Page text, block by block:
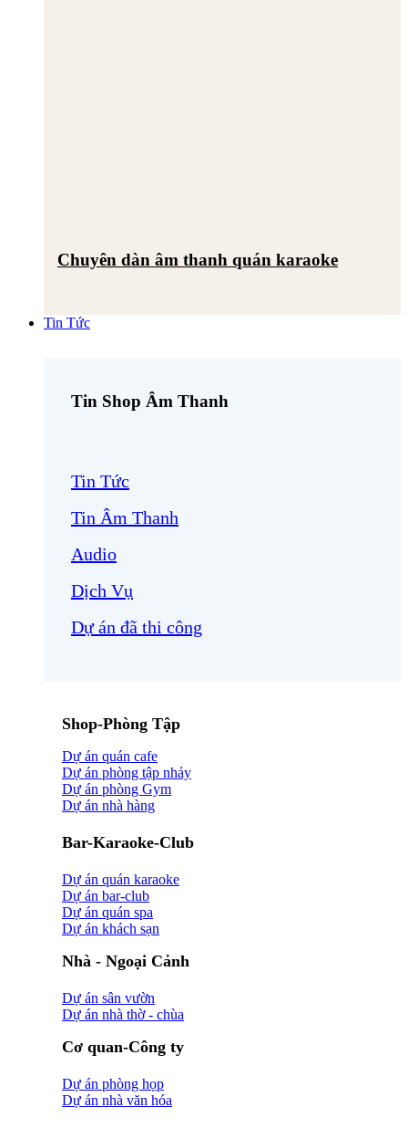
Chuyên dàn âm thanh quán karaoke
Tin Tức
Tin Shop Âm Thanh
Tin Tức
Tin Âm Thanh
Audio
Dịch Vụ
Dự án đã thi công
Shop-Phòng Tập
Dự án quán cafe
Dự án phòng tập nhảy
Dự án phòng Gym
Dự án nhà hàng
Bar-Karaoke-Club
Dự án quán karaoke
Dự án bar-club
Dự án quán spa
Dự án khách sạn
Nhà - Ngoại Cảnh
Dự án sân vườn
Dự án nhà thờ - chùa
Cơ quan-Công ty
Dự án phòng họp
Dự án nhà văn hóa